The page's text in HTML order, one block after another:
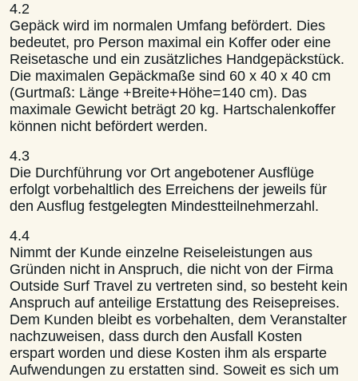
4.2
Gepäck wird im normalen Umfang befördert. Dies
bedeutet, pro Person maximal ein Koffer oder eine
Reisetasche und ein zusätzliches Handgepäckstück.
Die maximalen Gepäckmaße sind 60 x 40 x 40 cm
(Gurtmaß: Länge +Breite+Höhe=140 cm). Das
maximale Gewicht beträgt 20 kg. Hartschalenkoffer
können nicht befördert werden.
4.3
Die Durchführung vor Ort angebotener Ausflüge
erfolgt vorbehaltlich des Erreichens der jeweils für
den Ausflug festgelegten Mindestteilnehmerzahl.
4.4
Nimmt der Kunde einzelne Reiseleistungen aus
Gründen nicht in Anspruch, die nicht von der Firma
Outside Surf Travel zu vertreten sind, so besteht kein
Anspruch auf anteilige Erstattung des Reisepreises.
Dem Kunden bleibt es vorbehalten, dem Veranstalter
nachzuweisen, dass durch den Ausfall Kosten
erspart worden und diese Kosten ihm als ersparte
Aufwendungen zu erstatten sind. Soweit es sich um